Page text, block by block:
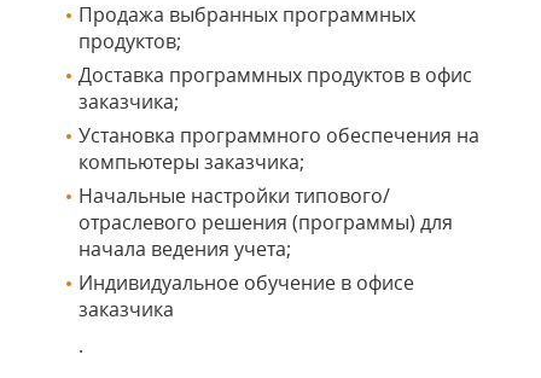
Продажа выбранных программных
продуктов;
Доставка программных продуктов в офис
заказчика;
Установка программного обеспечения на
компьютеры заказчика;
Начальные настройки типового/
отраслевого решения (программы) для
начала ведения учета;
Индивидуальное обучение в офисе
заказчика
.